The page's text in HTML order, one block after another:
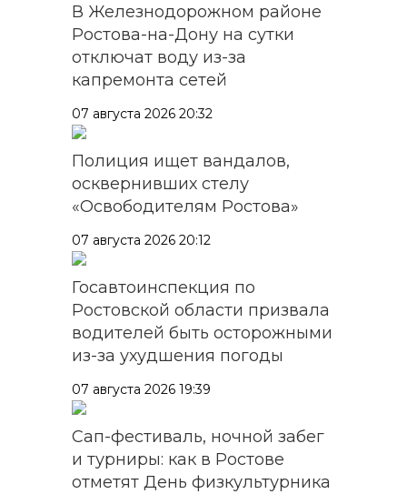
В Железнодорожном районе
Ростова-на-Дону на сутки
отключат воду из-за
капремонта сетей
07 августа 2026 20:32
Полиция ищет вандалов,
осквернивших стелу
«Освободителям Ростова»
07 августа 2026 20:12
Госавтоинспекция по
Ростовской области призвала
водителей быть осторожными
из-за ухудшения погоды
07 августа 2026 19:39
Сап-фестиваль, ночной забег
и турниры: как в Ростове
отметят День физкультурника